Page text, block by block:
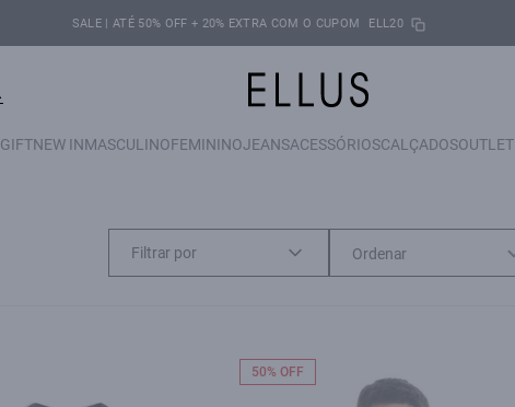
SALE | ATÉ 50% OFF + 20% EXTRA COM O CUPOM ELL20
GIFTNEW INMASCULINOFEMININOJEANSACESSÓRIOSCALÇADOSOUTLET
Filtrar por
50% OFF